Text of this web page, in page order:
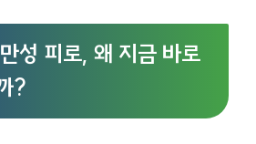
성 피로, 왜 지금 바로
?